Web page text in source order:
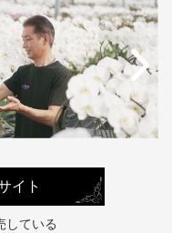
イト
している